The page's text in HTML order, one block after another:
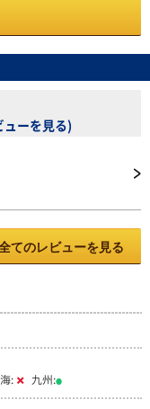
ューを見る)
てのレビューを見る
: 九州: